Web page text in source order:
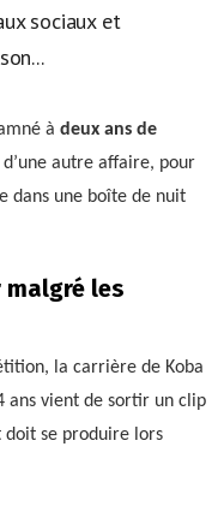
sociaux et
à deux ans de
autre affaire, pour
dans une boîte de nuit
malgré les
la carrière de Koba
ans vient de sortir un clip
doit se produire lors